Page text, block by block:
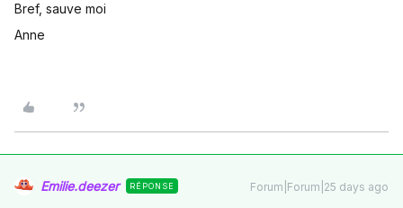
Bref, sauve moi
Anne
Emilie.deezer RÉPONSE Forum|Forum|25 days ago